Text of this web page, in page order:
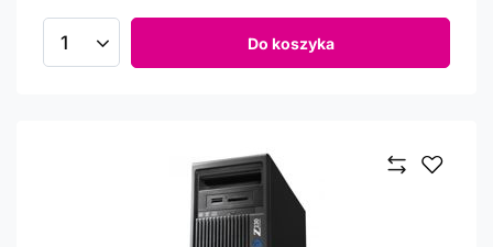
Ilość produktów Do koszyka